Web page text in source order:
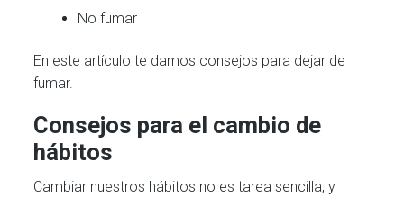
No fumar
En este artículo te damos consejos para dejar de
fumar.
Consejos para el cambio de
hábitos
Cambiar nuestros hábitos no es tarea sencilla, y